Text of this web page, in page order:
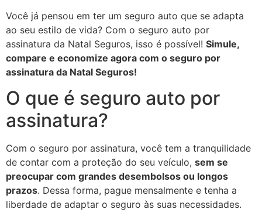
Você já pensou em ter um seguro auto que se adapta
ao seu estilo de vida? Com o seguro auto por
assinatura da Natal Seguros, isso é possível! Simule,
compare e economize agora com o seguro por
assinatura da Natal Seguros!
O que é seguro auto por
assinatura?
Com o seguro por assinatura, você tem a tranquilidade
de contar com a proteção do seu veículo, sem se
preocupar com grandes desembolsos ou longos
prazos. Dessa forma, pague mensalmente e tenha a
liberdade de adaptar o seguro às suas necessidades.